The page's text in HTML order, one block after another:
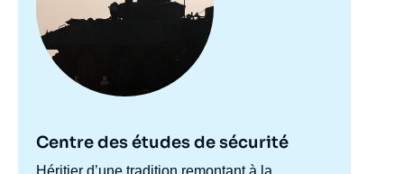
Centre des études de sécurité
Accroche
Héritier d’une tradition remontant à la